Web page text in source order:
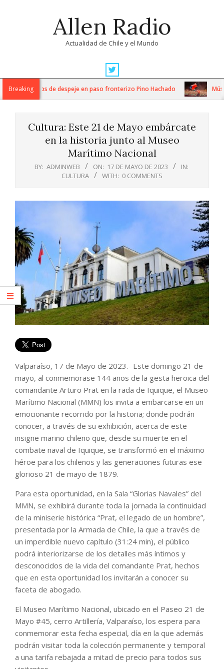
Allen Radio
Actualidad de Chile y el Mundo
Navigation
MenuBreaking
trabajos de despeje en paso fronterizo Pino Hachado
Cultura: Este 21 de Mayo embárcate
en la historia junto al Museo
Marítimo Nacional
BY: ADMINWEB ON: 17 DE MAYO DE 2023
IN:
CULTURA
WITH: 0 COMMENTS
Valparaíso, 17 de Mayo de 2023.- Este domingo 21 de
mayo, al conmemorase 144 años de la gesta heroica del
comandante Arturo Prat en la rada de Iquique, el Museo
Marítimo Nacional (MMN) los invita a embarcarse en un
emocionante recorrido por la historia; donde podrán
conocer, a través de su exhibición, acerca de este
insigne marino chileno que, desde su muerte en el
combate naval de Iquique, se transformó en el máximo
héroe para los chilenos y las generaciones futuras ese
glorioso 21 de mayo de 1879.
Para esta oportunidad, en la Sala “Glorias Navales” del
MMN, se exhibirá durante toda la jornada la continuidad
de la miniserie histórica “Prat, el legado de un hombre”,
presentada por la Armada de Chile, la que a través de
un imperdible nuevo capítulo (31:24 min), el público
podrá interiorizarse de los detalles más íntimos y
desconocidos de la vida del comandante Prat, hechos
que en esta oportunidad los invitarán a conocer su
faceta de abogado.
El Museo Marítimo Nacional, ubicado en el Paseo 21 de
Mayo #45, cerro Artillería, Valparaíso, los espera para
conmemorar esta fecha especial, día en la que además
podrán visitar toda la colección permanente y temporal
a una tarifa rebajada a mitad de precio para todos sus